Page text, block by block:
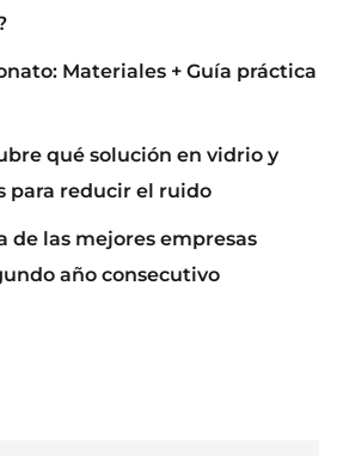
Materiales + Guía práctica
qué solución en vidrio y
para reducir el ruido
de las mejores empresas
año consecutivo